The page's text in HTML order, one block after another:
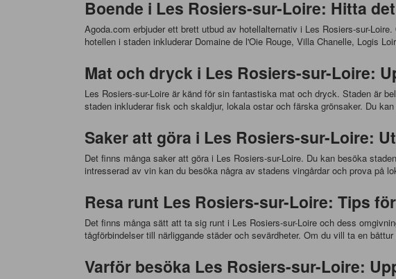
Boende i Les Rosiers-sur-Loire: Hitta
Agoda.com erbjuder ett brett utbud av hotellalternativ i Les Rosiers-sur-
hotellen i staden inkluderar Domaine de l'Oie Rouge, Villa Chanelle, Logis
Mat och dryck i Les Rosiers-sur-Loire:
Les Rosiers-sur-Loire är känd för sin fantastiska mat och dryck. Staden är
staden inkluderar fisk och skaldjur, lokala ostar och färska grönsaker. Du
Saker att göra i Les Rosiers-sur-Loire:
Det finns många saker att göra i Les Rosiers-sur-Loire. Du kan besöka
intresserad av vin kan du besöka några av stadens vingårdar och prova på
Resa runt Les Rosiers-sur-Loire: Tips
Det finns många sätt att ta sig runt i Les Rosiers-sur-Loire och dess
tågförbindelser till närliggande städer och sevärdheter. Om du vill ta en
Varför besöka Les Rosiers-sur-Loire: